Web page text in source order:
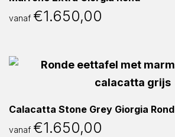
vanaf €1.650,00
Calacatta Stone Grey Giorgia Rond
vanaf €1.650,00